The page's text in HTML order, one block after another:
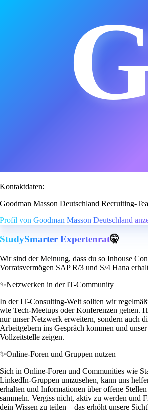
Kontaktdaten:
Goodman Masson Deutschland Recruiting-
Profil von Goodman Masson Deutschland
StudySmarter Expertenrat🤫
Wir sind der Meinung, dass du so Inhouse
Vorratsvermögen SAP R/3 und S/4 Hana
✨Netzwerken in der IT-Community
In der IT-Consulting-Welt sollten wir
wie Tech-Meetups oder Konferenzen gehen.
nur unser Netzwerk erweitern, sondern auch
Arbeitgebern ins Gespräch kommen und unser
Vollzeitstelle zeigen.
✨Online-Foren und Gruppen nutzen
Sich in Online-Foren und Communities wie
LinkedIn-Gruppen umzusehen, kann uns
erhalten und Informationen über offene
sammeln. Vergiss nicht, aktiv zu werden und
dein Wissen zu teilen – das erhöht unsere